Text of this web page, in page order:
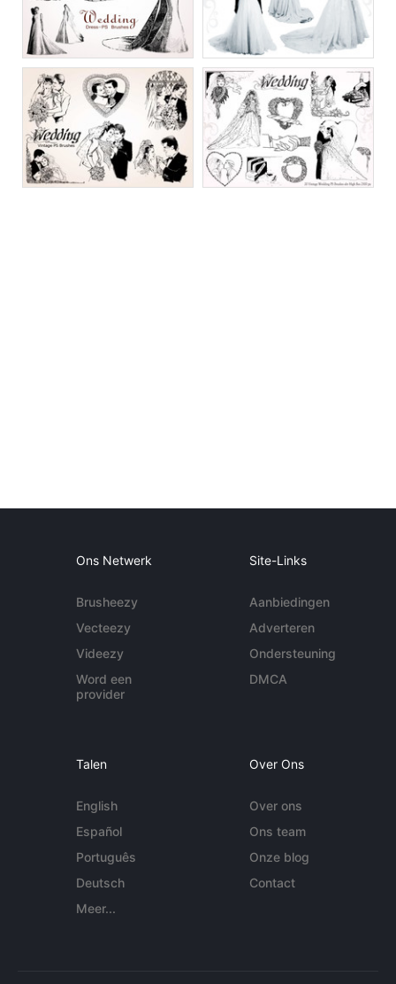
Ons Netwerk
Brusheezy
Vecteezy
Videezy
Word een
provider
Site-Links
Aanbiedingen
Adverteren
Ondersteuning
DMCA
Talen
English
Español
Português
Deutsch
Meer...
Over Ons
Over ons
Ons team
Onze blog
Contact